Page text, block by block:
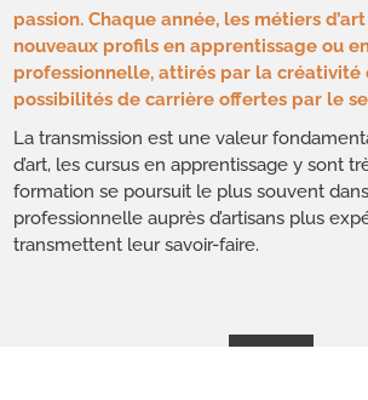
passion. Chaque année, les métiers
nouveaux profils en apprentissage ou
professionnelle, attirés par la
possibilités de carrière offertes par le
La transmission est une valeur
d’art, les cursus en apprentissage y sont
formation se poursuit le plus souvent
professionnelle auprès d’artisans plus
transmettent leur savoir-faire.